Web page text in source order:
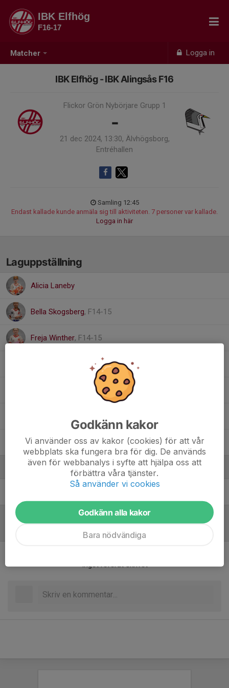
Matcher Logga in
IBK Elfhög
F16-17
IBK Elfhög - IBK Alingsås F16
Flickor Grön Nybörjare Grupp 1
-
21 dec 2024, 13:30, Älvhögsborg,
Entréhallen
Samling 12:45
Endast kallade kunde anmäla sig till aktiviteten. 7 personer var kallade.
Logga in här
Laguppställning
Alicia Laneby
Bella Skogsberg, F14-15
Freja Winther, F14-15
, Domare
Wilma Dahlin , F14-15
Ledare
Inget referat skrivet
Godkänn kakor
Vi använder oss av kakor (cookies) för att vår
webbplats ska fungera bra för dig. De används
även för webbanalys i syfte att hjälpa oss att
förbättra våra tjänster.
Så använder vi cookies
Godkänn alla kakor
Bara nödvändiga